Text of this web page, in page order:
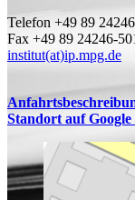
Telefon +49 89
Fax +49 89 24246-
institut(at)ip.mpg.de
Standort auf Google